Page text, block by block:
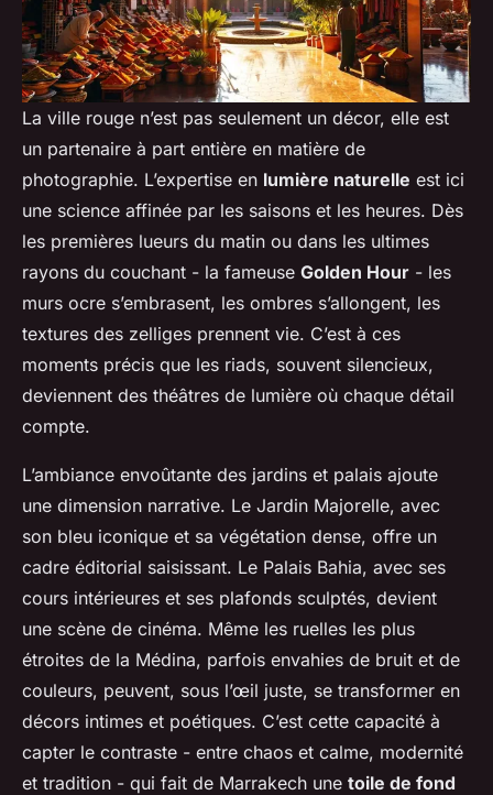
La ville rouge n’est pas seulement un décor, elle est
un partenaire à part entière en matière de
photographie. L’expertise en lumière naturelle est ici
une science affinée par les saisons et les heures. Dès
les premières lueurs du matin ou dans les ultimes
rayons du couchant - la fameuse Golden Hour - les
murs ocre s’embrasent, les ombres s’allongent, les
textures des zelliges prennent vie. C’est à ces
moments précis que les riads, souvent silencieux,
deviennent des théâtres de lumière où chaque détail
compte.
L’ambiance envoûtante des jardins et palais ajoute
une dimension narrative. Le Jardin Majorelle, avec
son bleu iconique et sa végétation dense, offre un
cadre éditorial saisissant. Le Palais Bahia, avec ses
cours intérieures et ses plafonds sculptés, devient
une scène de cinéma. Même les ruelles les plus
étroites de la Médina, parfois envahies de bruit et de
couleurs, peuvent, sous l’œil juste, se transformer en
décors intimes et poétiques. C’est cette capacité à
capter le contraste - entre chaos et calme, modernité
et tradition - qui fait de Marrakech une toile de fond